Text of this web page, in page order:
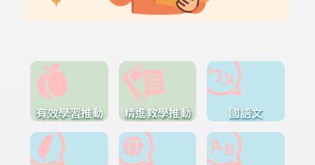
有效學習推動 精進教學推動 國語文